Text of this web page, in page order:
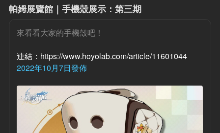
帕姆展覽館｜手機殼展示：第三期
來看看大家的手機殼吧！
連結：https://www.hoyolab.com/article/11601044
2022年10月7日發佈